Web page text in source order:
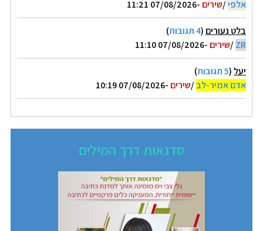
אלפי/שירים -07/08/2026 11:21
בלט נעורים (4 תגובות
)
ZR
/שירים -07/08/2026 11:10
יעל (5 תגובות
)
אדם אמיר-לב/שירים -07/08/2026 10:19
סדנאות דרך המילים